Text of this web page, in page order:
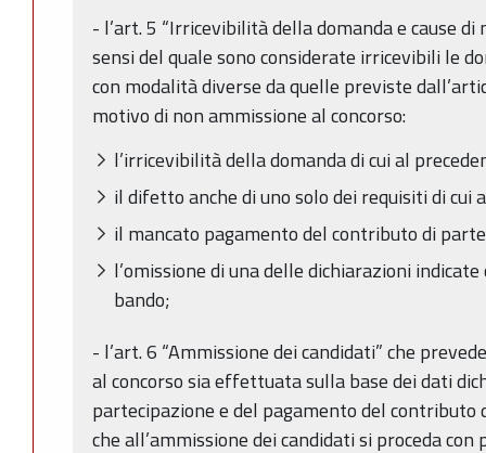
- l’art. 5 “Irricevibilità della domanda e cause di
sensi del quale sono considerate irricevibili le
con modalità diverse da quelle previste
motivo di non ammissione al concorso:
l’irricevibilità della domanda di cui al
il difetto anche di uno solo dei requisiti di cui
il mancato pagamento del contributo di
l’omissione di una delle dichiarazioni
bando;
- l’art. 6 “Ammissione dei candidati” che
al concorso sia effettuata sulla base dei dati
partecipazione e del pagamento del contributo
che all’ammissione dei candidati si proceda